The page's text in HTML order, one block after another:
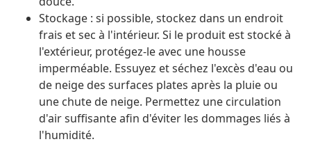
Stockage : si possible, stockez dans un endroit
frais et sec à l'intérieur. Si le produit est stocké à
l'extérieur, protégez-le avec une housse
imperméable. Essuyez et séchez l'excès d'eau ou
de neige des surfaces plates après la pluie ou
une chute de neige. Permettez une circulation
d'air suffisante afin d'éviter les dommages liés à
l'humidité.